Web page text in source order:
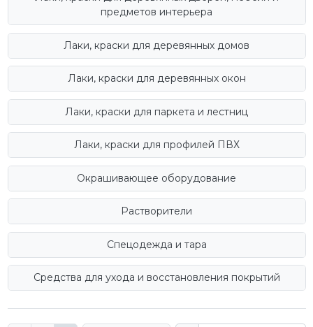
предметов интерьера
Лаки, краски для деревянных домов
Лаки, краски для деревянных окон
Лаки, краски для паркета и лестниц
Лаки, краски для профилей ПВХ
Окрашивающее оборудование
Растворители
Спецодежда и тара
Средства для ухода и восстановления покрытий